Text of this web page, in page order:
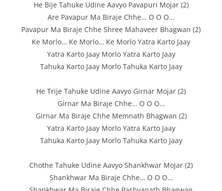
He Bije Tahuke Udine Aavyo Pavapuri Mojar (2)
Are Pavapur Ma Biraje Chhe… O O O…
Pavapur Ma Biraje Chhe Shree Mahaveer Bhagwan (2)
Ke Morlo… Ke Morlo… Ke Morlo Yatra Karto Jaay
Yatra Karto Jaay Morlo Yatra Karto Jaay
Tahuka Karto Jaay Morlo Tahuka Karto Jaay
He Trije Tahuke Udine Aavyo Girnar Mojar (2)
Girnar Ma Biraje Chhe… O O O…
Girnar Ma Biraje Chhe Memnath Bhagwan (2)
Yatra Karto Jaay Morlo Yatra Karto Jaay
Tahuka Karto Jaay Morlo Tahuka Karto Jaay
Chothe Tahuke Udine Aavyo Shankhwar Mojar (2)
Shankhwar Ma Biraje Chhe… O O O…